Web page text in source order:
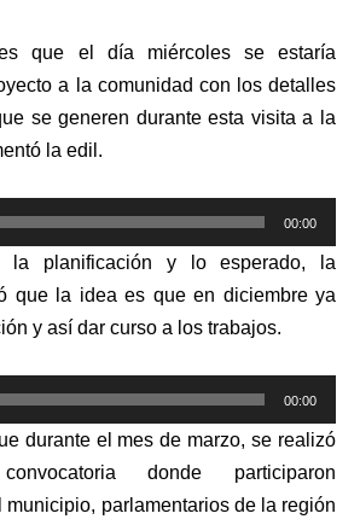
que el día miércoles se estaría
a la comunidad con los detalles
se generen durante esta visita a la
la edil.
00:00
la planificación y lo esperado, la
que la idea es que en diciembre ya
y así dar curso a los trabajos.
00:00
durante el mes de marzo, se realizó
donde participaron
municipio, parlamentarios de la región